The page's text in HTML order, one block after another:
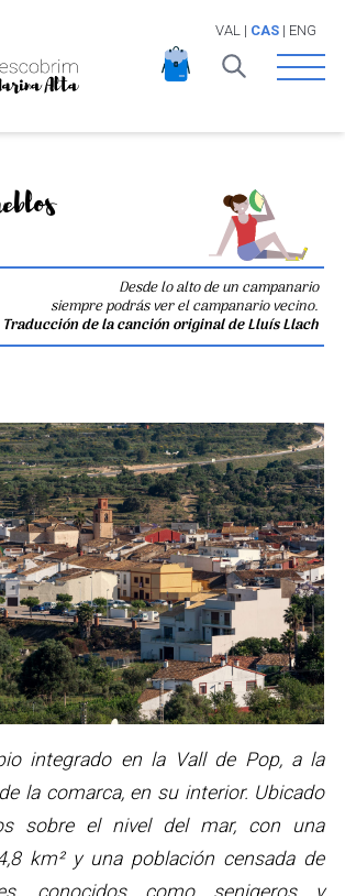
VAL | CAS| ENG
Open
Desde lo alto de un campanario
siempre podrás ver el campanario vecino.
Traducción de la canción original de Lluís Llach
integrado en la Vall de Pop, a la
la comarca, en su interior. Ubicado
sobre el nivel del mar, con una
km² y una población censada de